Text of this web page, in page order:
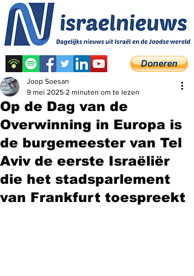
Op de Dag van de
Overwinning in Europa is
de burgemeester van Tel
Aviv de eerste Israëliër
die het stadsparlement
van Frankfurt toespreekt
Joop Soesan
9 mei 2025 2 minuten om te lezen